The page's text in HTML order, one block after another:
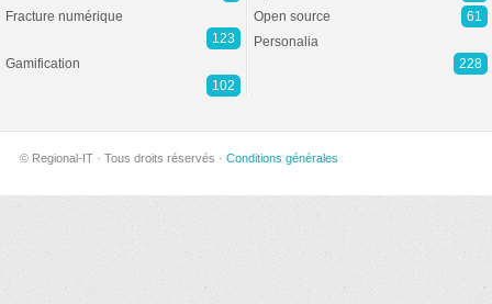
Fracture numérique
123
Gamification
102
Open source
61
Personalia
228
© Regional-IT · Tous droits réservés · Conditions générales